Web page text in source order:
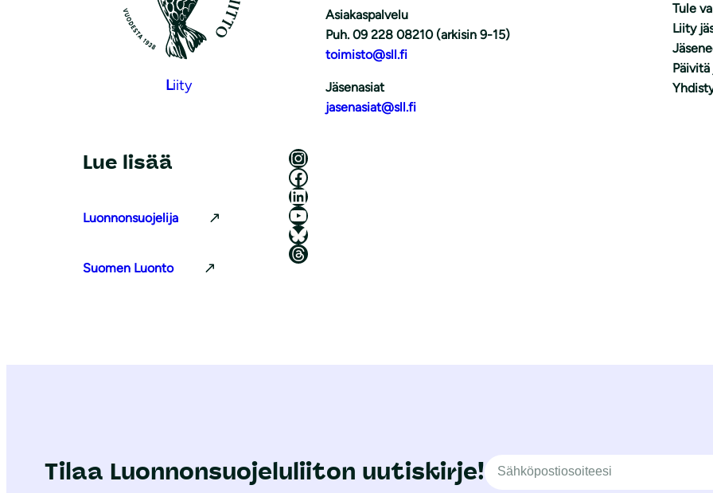
Liity
Asiakaspalvelu
Puh. 09 228 08210 (arkisin 9-15)
toimisto@sll.fi
Jäsenasiat
jasenasiat@sll.fi
Tule
Liity
Lue lisää
Luonnonsuojelija
Suomen Luonto
Luonnonsuojeluliitto Instagramissa
Luonnonsuojeluliitto Facebookissa
Luonnonsuojeluliitto LinkedInissä
Luonnonsuojeluliiton YouTube-kanava
Luonnonsuojeluliitto Blueskyssa
Luonnonsuojeluliitto Threadsissa
Tilaa Luonnonsuojeluliiton uutiskirje!